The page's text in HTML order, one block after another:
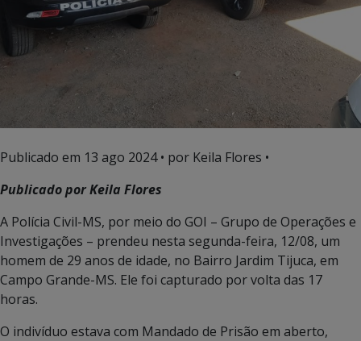
Publicado em 13 ago 2024• por Keila Flores •
Publicado por Keila Flores
A Polícia Civil-MS, por meio do GOI – Grupo de Operações e
Investigações – prendeu nesta segunda-feira, 12/08, um
homem de 29 anos de idade, no Bairro Jardim Tijuca, em
Campo Grande-MS. Ele foi capturado por volta das 17
horas.
O indivíduo estava com Mandado de Prisão em aberto,